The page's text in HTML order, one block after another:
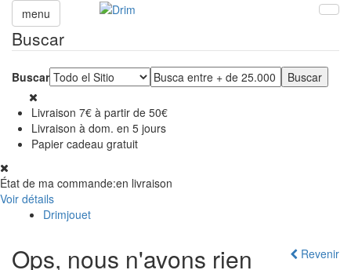
menu
Buscar
Buscar
Livraison 7€ à partir de 50€
Livraison à dom. en 5 jours
Papier cadeau gratuit
État de ma commande:en livraison
Voir détails
Drimjouet
Revenir
Ops, nous n'avons rien